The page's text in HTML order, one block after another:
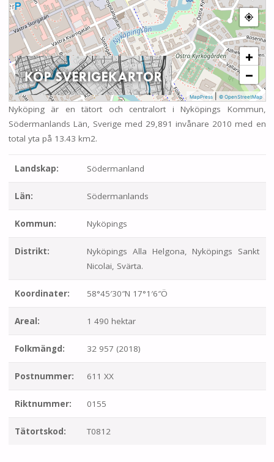
+
−
MapPress| © OpenStreetMap
Nyköping är en tätort och centralort i Nyköpings Kommun,
Södermanlands Län, Sverige med 29,891 invånare 2010 med en
total yta på 13.43 km2.
Landskap: Södermanland
Län: Södermanlands
Kommun: Nyköpings
Distrikt:
Nyköpings Alla Helgona, Nyköpings Sankt
Nicolai, Svärta.
Koordinater: 58°45′30″N 17°1′6″Ö
Areal: 1 490 hektar
Folkmängd: 32 957 (2018)
Postnummer: 611 XX
Riktnummer: 0155
Tätortskod: T0812